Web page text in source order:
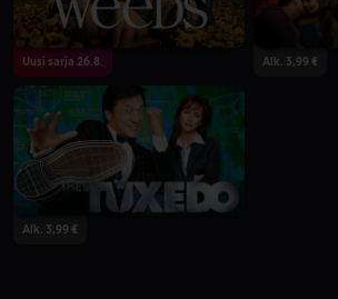
Uusi sarja 26.8. Alk. 3,99 €
Alk. 3,99 €